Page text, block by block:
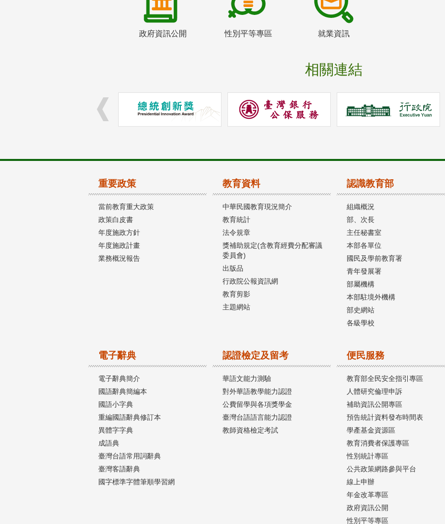
政府資訊公開 性別平等專區 就業資訊
相關連結
重要政策
當前教育重大政策
政策白皮書
年度施政方針
年度施政計畫
業務概況報告
教育資料
中華民國教育現況簡介
教育統計
法令規章
獎補助規定(含教育經費分配審議
委員會)
出版品
行政院公報資訊網
教育剪影
主題網站
認識教育部
組織概況
部、次長
主任秘書室
本部各單位
國民及學前教育署
青年發展署
部屬機構
本部駐境外機構
部史網站
各級學校
電子辭典
電子辭典簡介
國語辭典簡編本
國語小字典
重編國語辭典修訂本
異體字字典
成語典
臺灣台語常用詞辭典
臺灣客語辭典
國字標準字體筆順學習網
認證檢定及留考
華語文能力測驗
對外華語教學能力認證
公費留學與各項獎學金
臺灣台語語言能力認證
教師資格檢定考試
便民服務
教育部全民安全指引專區
人體研究倫理申訴
補助資訊公開專區
預告統計資料發布時間表
學產基金資源區
教育消費者保護專區
性別統計專區
公共政策網路參與平台
線上申辦
年金改革專區
政府資訊公開
性別平等專區